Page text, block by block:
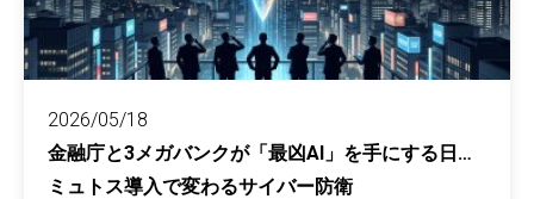
2026/05/18
金融庁と3メガバンクが「最凶AI」を手にする日…
ミュトス導入で変わるサイバー防衛